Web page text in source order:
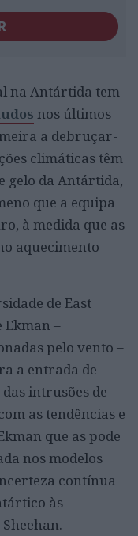
na Antártida tem
nos últimos
a debruçar-
climáticas têm
gelo da Antártida,
que a equipa
à medida que as
aquecimento
de East
Ekman –
pelo vento –
a entrada de
intrusões de
as tendências e
que as pode
nos modelos
contínua
às